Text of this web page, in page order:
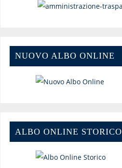
NUOVO ALBO ONLINE
ALBO ONLINE STORICO